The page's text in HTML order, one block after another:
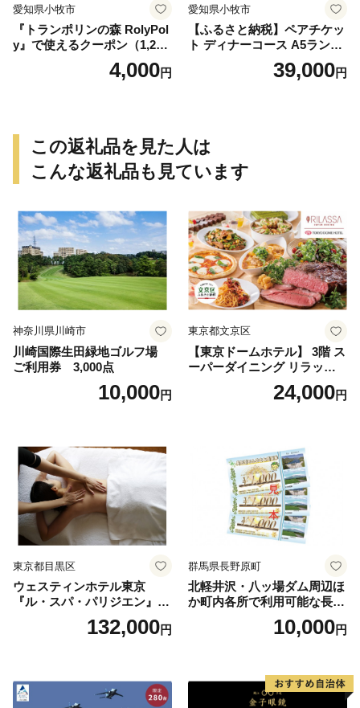
愛知県小牧市
『トランポリンの森 RolyPol
y』で使えるクーポン（1,200
4,000円
愛知県小牧市
【ふるさと納税】ペアチケッ
ト ディナーコース A5ランク
飛騨牛 コース 記念日 お誕生
日 特別な日 完全個室 ノンア
県 小牧市 送料無料
39,000円
この返礼品を見た人は
こんな返礼品も見ています
神奈川県川崎市
川崎国際生田緑地ゴルフ場
ご利用券 3,000点
10,000円
東京都文京区
【東京ドームホテル】 3階 ス
ーパーダイニング リラッサ
ランチブッフェ お食事券 大
人1名様分 関東 東京 ご利用
24,000円
東京都目黒区
ウェスティンホテル東京
『ル・スパ・パリジエン』選
べるボディセラピー90分/1名
132,000円
群馬県長野原町
北軽井沢・八ッ場ダム周辺ほ
か町内各所で利用可能な長野
原町ふるさと感謝券（3,000
円分）【トラベル 観光 旅行
10,000円